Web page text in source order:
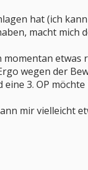
hat (ich
macht mich
wegen der
3. OP
mir vielleicht